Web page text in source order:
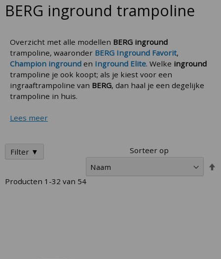
BERG inground trampoline
Overzicht met alle modellen BERG inground
trampoline, waaronder BERG Inground Favorit,
Champion inground en Inground Elite. Welke inground
trampoline je ook koopt; als je kiest voor een
ingraaftrampoline van BERG, dan haal je een degelijke
trampoline in huis.
Lees meer
Producten 1 -32 van 54
Sorteer op
Filter ▼